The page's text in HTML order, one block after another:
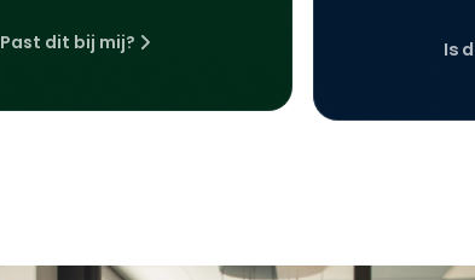
Past dit bij mij? Is